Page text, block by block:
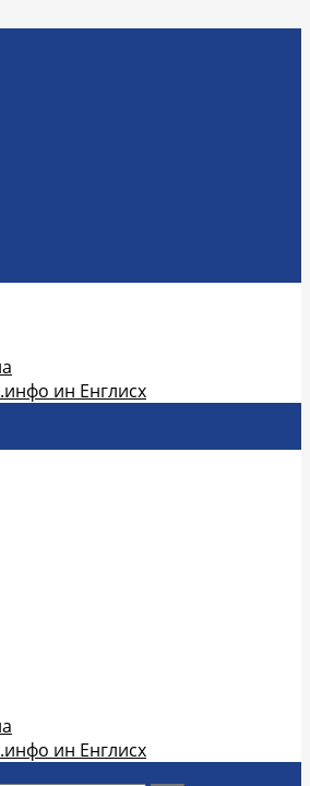
ин Енглисх
ин Енглисх